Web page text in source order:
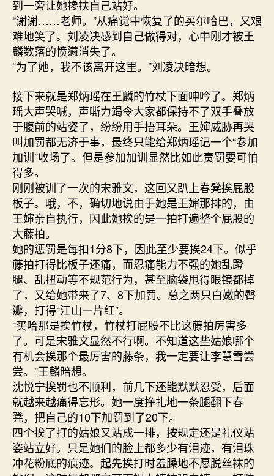
到一旁让她搀扶自己站好。
“谢谢……老师。”从痛觉中恢复了的买尔哈巴，又艰
难地笑了。刘凌决感到自己做得对，心中刚才被王
麟数落的愤懑消失了。
“为了她，我不该离开这里。”刘凌决暗想。
接下来就是郑炳瑶在王麟的竹杖下面呻吟了。郑炳
瑶大声哭喊，声嘶力竭令大家都保持不了双手叠放
于腹前的站姿了，纷纷用手捂耳朵。王婶威胁再哭
叫加罚都无济于事，最终只能给郑炳瑶记一个“参加
加训”收场了。但是参加加训显然比如此责罚要可怕
得多。
刚刚被训了一次的宋雅文，这回又趴上春凳挨屁股
板子。哦，不，确切地说由于她是王婶那排的，由
王婶亲自执行，因此她挨的是一拍打遍整个屁股的
大藤拍。
她的惩罚是每扣1分8下，因此至少要挨24下。似乎
藤拍打得比板子还痛，而忍痛能力不强的她乱蹬
腿、乱扭动等不规范行为，甚至脑袋甩得眼镜都掉
了，又给她带来了7、8下加罚。总之两只白嫩的臀
瓣，打得“江山一片红”。
“买哈那是挨竹杖，竹杖打屁股不比这藤拍厉害多
了。可是宋雅文显然不行啊。不知道这些姑娘哪个
有机会挨那个最厉害的藤条，我一定要让李慧雪尝
尝。”王麟暗想。
沈悦宁挨罚也不顺利，前几下还能默默忍受，后面
就越来越痛得忘形。她一度挣扎地一条腿翻下春
凳，把自己的10下加罚到了20下。
四个挨了打的姑娘又站成一排，按规定还是礼仪站
姿站立好。只是她们的脸上都多少有泪迹，有泪珠
冲花粉底的痕迹。起先挨打时羞臊地不愿脱丝袜的